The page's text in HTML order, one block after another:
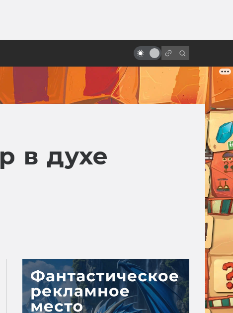
со сценариями
в духе